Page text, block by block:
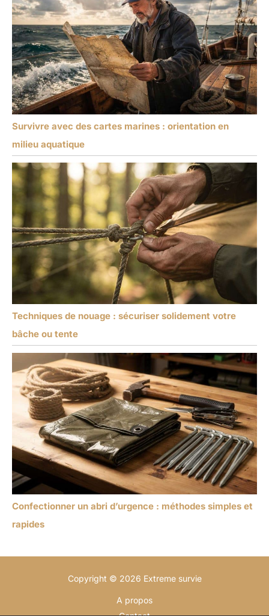
Survivre avec des cartes marines : orientation en
milieu aquatique
Techniques de nouage : sécuriser solidement votre
bâche ou tente
Confectionner un abri d’urgence : méthodes simples et
rapides
Copyright © 2026 Extreme survie
A propos